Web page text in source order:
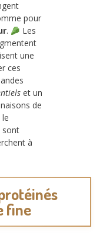
pour
.
Les
une
ces
et un
de
sont
à
fine